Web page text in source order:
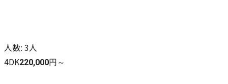
人数: 3人
4DK220,000円～